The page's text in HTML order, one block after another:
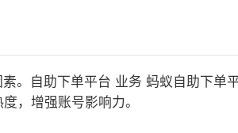
。自助下单平台 业务 蚂蚁自助下单
，增强账号影响力。